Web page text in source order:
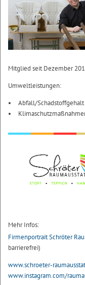
Mitglied seit Dezember
Umweltleistungen:
Abfall/Schadstoffgehalt
Mehr Infos:
Firmenportrait Schröter
barrierefrei)
www.schroeter-
www.instagram.com/